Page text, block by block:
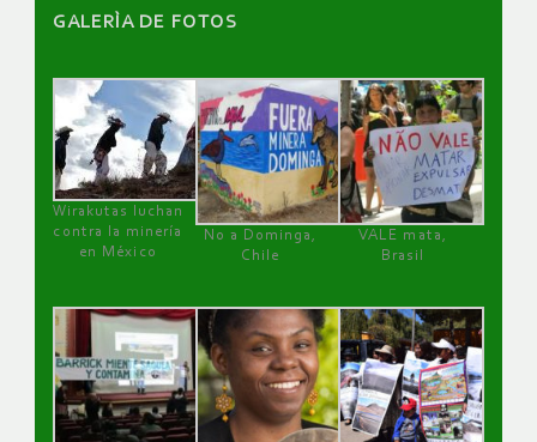
GALERÌA DE FOTOS
Wirakutas luchan
contra la minería
en México
No a Dominga,
Chile
VALE mata,
Brasil